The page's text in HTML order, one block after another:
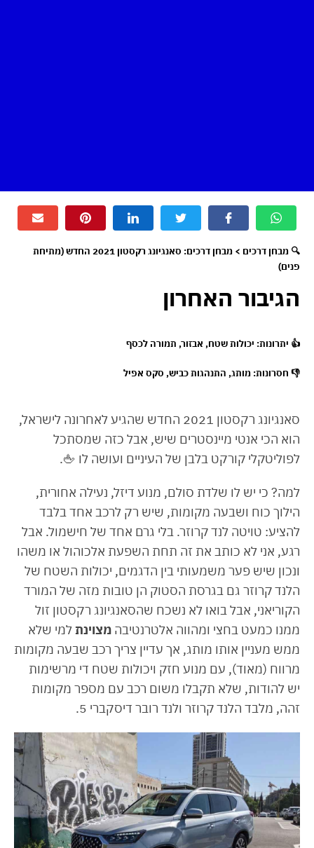
🔍 מבחן דרכים > מבחן דרכים: סאנגיונג רקסטון 2021 החדש (מתיחת
פנים)
הגיבור האחרון
👍 יתרונות: יכולות שטח, אבזור, תמורה לכסף
👎 חסרונות: מותג, התנהגות כביש, סקס אפיל
סאנגיונג רקסטון 2021 החדש שהגיע לאחרונה לישראל,
הוא הכי אנטי מיינסטרים שיש, אבל כזה שמסתכל
לפוליטקלי קורקט בלבן של העיניים ועושה לו 🖕.
למה? כי יש לו שלדת סולם, מנוע דיזל, נעילה אחורית,
הילוך כוח ושבעה מקומות, שיש רק לרכב אחד בלבד
להציע: טויטה לנד קרוזר. בלי גרם אחד של חישמול. אבל
רגע, אני לא כותב את זה תחת השפעת אלכוהול או משהו
ונכון שיש פער משמעותי בין הדגמים, יכולות השטח של
הלנד קרוזר גם בגרסת הסטוק הן טובות מזה של המורד
הקוריאני, אבל בואו לא נשכח שהסאנגיונג רקסטון זול
ממנו כמעט בחצי ומהווה אלטרנטיבה מצוינת למי שלא
ממש מעניין אותו מותג, אך עדיין צריך רכב שבעה מקומות
מרווח (מאוד), עם מנוע חזק ויכולות שטח די מרשימות
יש להודות, שלא תקבלו משום רכב עם מספר מקומות
זהה, מלבד הלנד קרוזר ולנד רובר דיסקברי 5.